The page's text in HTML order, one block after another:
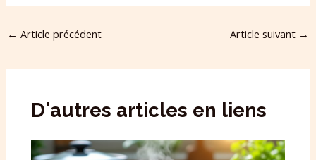
← Article précédent Article suivant →
D'autres articles en liens